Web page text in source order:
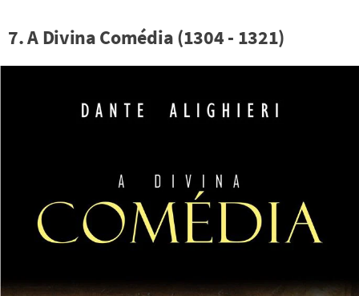
7. A Divina Comédia (1304 - 1321)